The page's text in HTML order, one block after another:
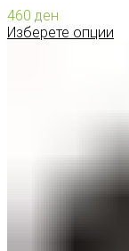
460 ден
Изберете опции